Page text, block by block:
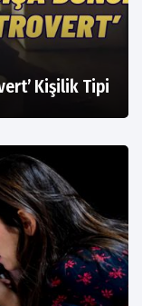
Kişilik Tipi